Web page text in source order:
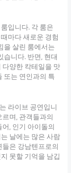
입니다. 각 룸은
마다 새로운 경험
을 살린 룸에서는
니다. 반면, 현대
양한 칵테일을 맛
또는 연인과의 특
라이브 공연입니
며, 관객들과의
, 인기 아이돌의
날에는 많은 사람
은 강남텐프로의
못할 기억을 남깁